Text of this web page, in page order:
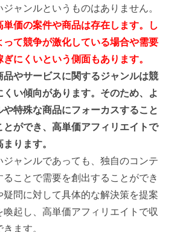
ャンルというものはありません。
価の案件や商品は存在します。し
て競争が激化している場合や需要
にくいという側面もあります。
品やサービスに関するジャンルは競
い傾向があります。そのため、よ
や特殊な商品にフォーカスすること
ができ、高単価アフィリエイトで
ります。
ジャンルであっても、独自のコンテ
ことで需要を創出することができ
疑問に対して具体的な解決策を提案
起し、高単価アフィリエイトで収
ます。